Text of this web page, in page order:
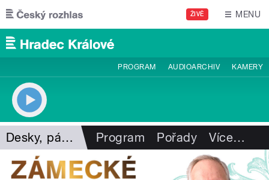
Přejít k hlavnímu obsahu
ŽIVĚ MENU
PROGRAM AUDIOARCHIV KAMERY
Desky, pásky, vzpomínky Program Pořady Více…